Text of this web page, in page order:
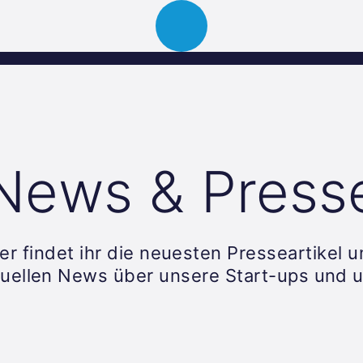
Portfolio
&
findet ihr die neuesten Presseartikel
News über unsere Start-ups und